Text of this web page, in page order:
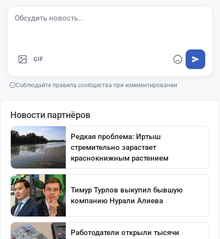
GIF
Соблюдайте правила сообщества при комментировании